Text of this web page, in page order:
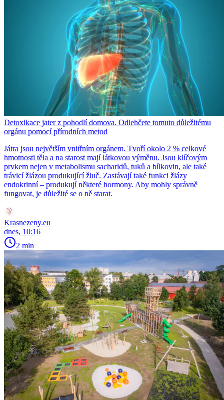
Detoxikace jater z pohodlí domova. Odlehčete tomuto důležitému
orgánu pomocí přírodních metod
Játra jsou největším vnitřním orgánem. Tvoří okolo 2 % celkové
hmotnosti těla a na starost mají látkovou výměnu. Jsou klíčovým
prvkem nejen v metabolismu sacharidů, tuků a bílkovin, ale také
trávicí žlázou produkující žluč. Zastávají také funkci žlázy
endokrinní – produkují některé hormony. Aby mohly správně
fungovat, je důležité se o ně starat.
Krasnezeny.eu
dnes, 10:16
2 min